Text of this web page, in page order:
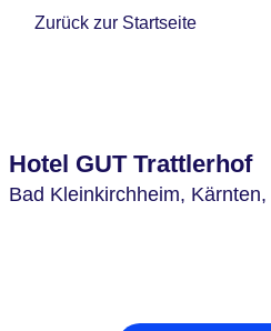
Zurück zur Startseite
Hotel GUT Trattlerhof
Bad Kleinkirchheim, Kärnten,